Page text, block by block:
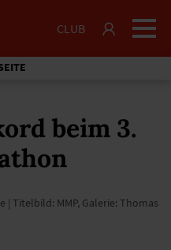
CLUB
beim 3.
| Titelbild: MMP, Galerie: Thomas